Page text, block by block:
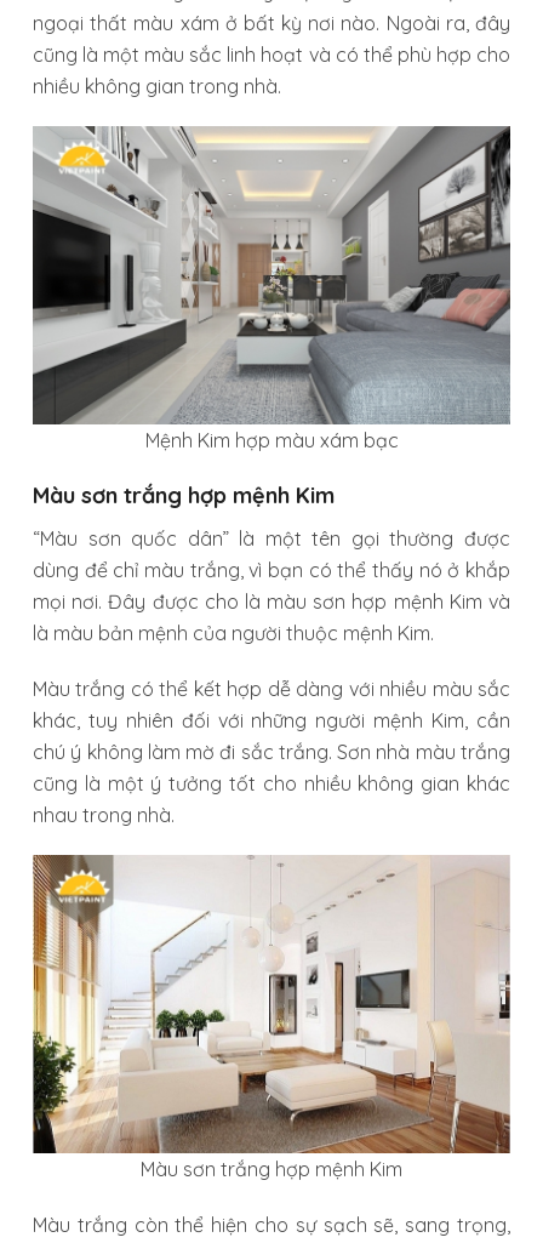
ngoại thất màu xám ở bất kỳ nơi nào. Ngoài ra, đây
cũng là một màu sắc linh hoạt và có thể phù hợp cho
nhiều không gian trong nhà.
Mệnh Kim hợp màu xám bạc
Màu sơn trắng hợp mệnh Kim
“Màu sơn quốc dân” là một tên gọi thường được
dùng để chỉ màu trắng, vì bạn có thể thấy nó ở khắp
mọi nơi. Đây được cho là màu sơn hợp mệnh Kim và
là màu bản mệnh của người thuộc mệnh Kim.
Màu trắng có thể kết hợp dễ dàng với nhiều màu sắc
khác, tuy nhiên đối với những người mệnh Kim, cần
chú ý không làm mờ đi sắc trắng. Sơn nhà màu trắng
cũng là một ý tưởng tốt cho nhiều không gian khác
nhau trong nhà.
Màu sơn trắng hợp mệnh Kim
Màu trắng còn thể hiện cho sự sạch sẽ, sang trọng,